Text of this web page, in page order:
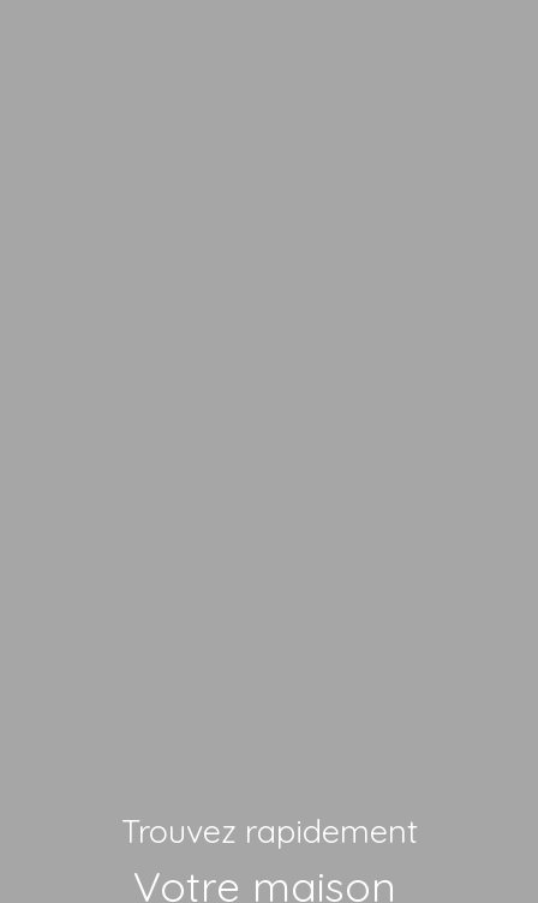
Trouvez rapidement
Votr|